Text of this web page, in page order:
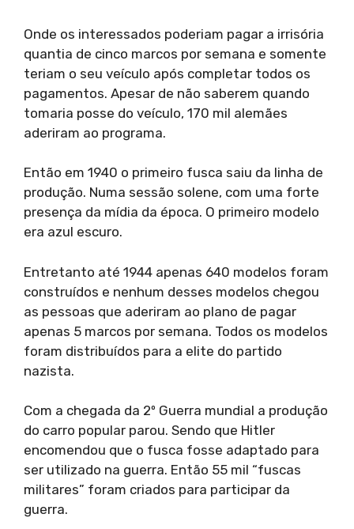
Onde os interessados poderiam pagar a irrisória
quantia de cinco marcos por semana e somente
teriam o seu veículo após completar todos os
pagamentos. Apesar de não saberem quando
tomaria posse do veículo, 170 mil alemães
aderiram ao programa.
Então em 1940 o primeiro fusca saiu da linha de
produção. Numa sessão solene, com uma forte
presença da mídia da época. O primeiro modelo
era azul escuro.
Entretanto até 1944 apenas 640 modelos foram
construídos e nenhum desses modelos chegou
as pessoas que aderiram ao plano de pagar
apenas 5 marcos por semana. Todos os modelos
foram distribuídos para a elite do partido
nazista.
Com a chegada da 2º Guerra mundial a produção
do carro popular parou. Sendo que Hitler
encomendou que o fusca fosse adaptado para
ser utilizado na guerra. Então 55 mil “fuscas
militares” foram criados para participar da
guerra.